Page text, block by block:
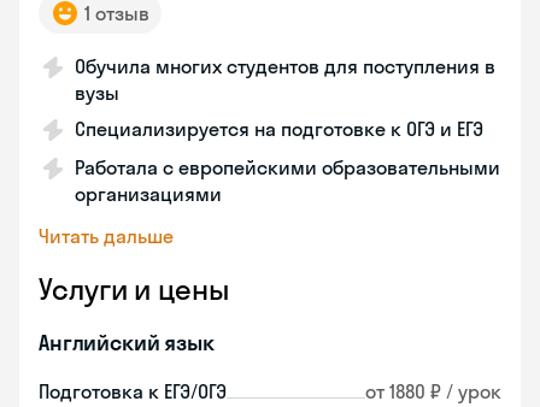
1 отзыв
Обучила многих студентов для поступления в
вузы
Специализируется на подготовке к ОГЭ и ЕГЭ
Работала с европейскими образовательными
организациями
Читать дальше
Услуги и цены
Английский язык
Подготовка к ЕГЭ/ОГЭ от 1880 ₽ / урок